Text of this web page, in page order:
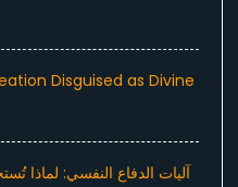
Disguised as Divine
آليات الدفاع النفسي: لماذا